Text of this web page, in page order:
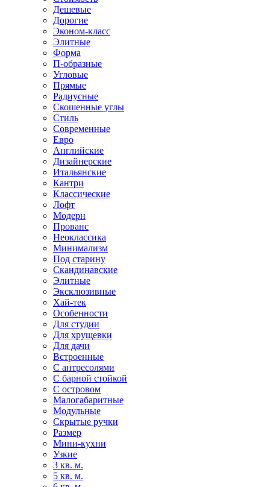
Дешевые
Дорогие
Эконом-класс
Элитные
Форма
П-образные
Угловые
Прямые
Радиусные
Скошенные углы
Стиль
Современные
Евро
Английские
Дизайнерские
Итальянские
Кантри
Классические
Лофт
Модерн
Прованс
Неоклассика
Минимализм
Под старину
Скандинавские
Элитные
Эксклюзивные
Хай-тек
Особенности
Для студии
Для хрущевки
Для дачи
Встроенные
С антресолями
С барной стойкой
С островом
Малогабаритные
Модульные
Скрытые ручки
Размер
Мини-кухни
Узкие
3 кв. м.
5 кв. м.